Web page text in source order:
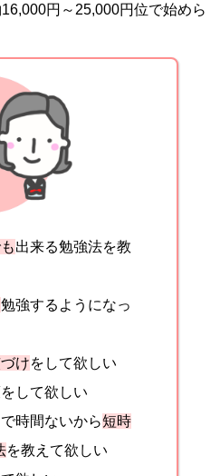
円～25,000円位で始めら
出来る勉強法を教
勉強するようになっ
けをして欲しい
して欲しい
時間ないから短時
を教えて欲しい